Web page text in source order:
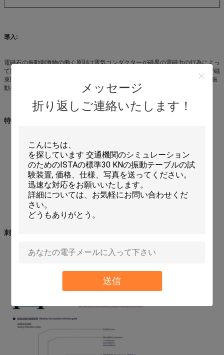
メッセージ
折り返しご連絡いたします！
送信
導入:
電磁石の振動刺激物の働く原則は電気コンダクターが磁界の電磁力の行為によっ
て動くという拡声器に類似している。可動部分を加速する力は運転現在および磁
束間のバランスによって発生する。従って、運転流れの制御によって、1つは振
動発電機を制御できる。
特徴
Frameless電機子;
空気の負荷サポート;
空気分離を用いる険しいトラニオンの設計;
活動的な電機子懸垂装置;
小さい波形ひずみ、高く収容量、よい指導質;
安全保護インターロックのための保護機能;
スリップのテーブルのヘッド エキスパンダー、気候上テスト部
屋、空気分離の台紙、等のよいcompatibity。
刺激力のためのFormularを計算しなさい: